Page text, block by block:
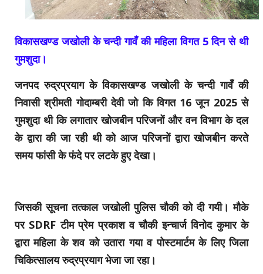
विकासखण्ड जखोली के चन्दी गावँ की महिला विगत 5 दिन से थी
गुमशुदा।
जनपद रुद्रप्रयाग के विकासखण्ड जखोली के चन्दी गावँ की
निवासी श्रीमती गोदाम्बरी देवी जो कि विगत 16 जून 2025 से
गुमशुदा थी कि लगातार खोजबीन परिजनों और वन विभाग के दल
के द्वारा की जा रही थी को आज परिजनों द्वारा खोजबीन करते
समय फांसी के फंदे पर लटके हुए देखा।
जिसकी सूचना तत्काल जखोली पुलिस चौकी को दी गयी। मौके
पर SDRF टीम प्रेम प्रकाश व चौकी इन्चार्ज विनोद कुमार के
द्वारा महिला के शव को उतारा गया व पोस्टमार्टम के लिए जिला
चिकित्सालय रुद्रप्रयाग भेजा जा रहा।